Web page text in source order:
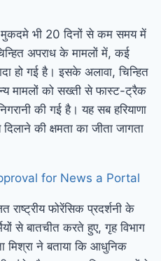
भी 20 दिनों से कम समय में
अपराध के मामलों में, कई
हो गई है। इसके अलावा, चिन्हित
मामलों को सख्ती से फास्ट-ट्रैक
की गई है। यह सब हरियाणा
की क्षमता का जीता जागता
राष्ट्रीय फोरेंसिक प्रदर्शनी के
से बातचीत करते हुए, गृह विभाग
मिश्रा ने बताया कि आधुनिक